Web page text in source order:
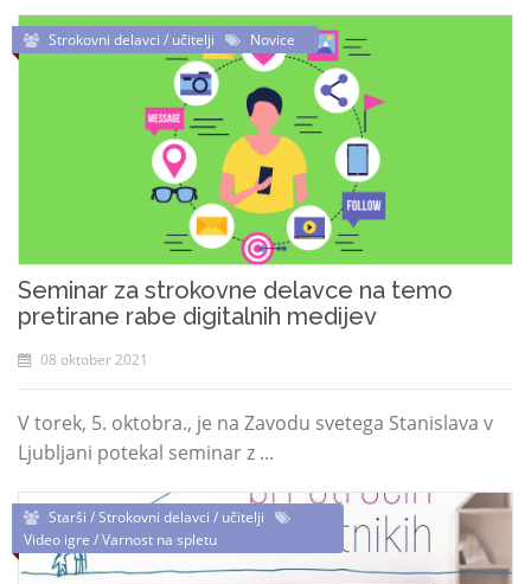
Strokovni delavci / učitelji Novice
Seminar za strokovne delavce na temo
pretirane rabe digitalnih medijev
08 oktober 2021
V torek, 5. oktobra., je na Zavodu svetega Stanislava v
Ljubljani potekal seminar z ...
Starši / Strokovni delavci / učitelji
Video igre / Varnost na spletu